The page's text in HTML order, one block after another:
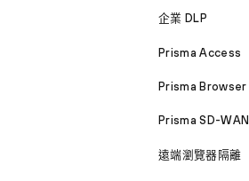
企業 DLP
Prisma Access
Prisma Browser
Prisma SD-WAN
遠端瀏覽器隔離